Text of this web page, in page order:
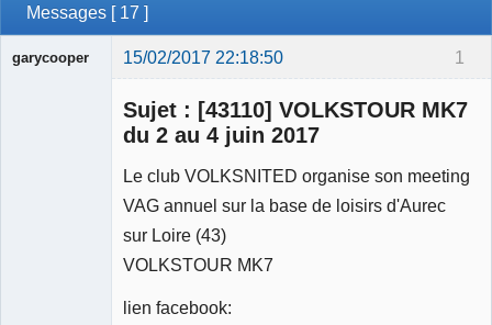
Messages [ 17 ]
1
garycooper 15/02/2017 22:18:50
Sujet : [43110] VOLKSTOUR MK7
du 2 au 4 juin 2017
Le club VOLKSNITED organise son meeting
VAG annuel sur la base de loisirs d'Aurec
sur Loire (43)
VOLKSTOUR MK7
lien facebook: